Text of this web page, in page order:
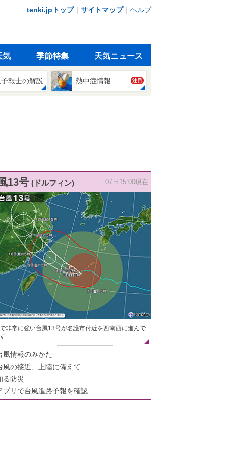
tenki.jpトップ｜ サイトマップ｜ ヘルプ
気 季節特集 天気ニュース
報士の解説 熱中症情報 注目
13号 (ドルフィン) 07日15:00現在
非常に強い台風13号が名護市付近を西南西に進んで
風情報のみかた
風の接近、上陸に備えて
る防災
プリで台風進路予報を確認